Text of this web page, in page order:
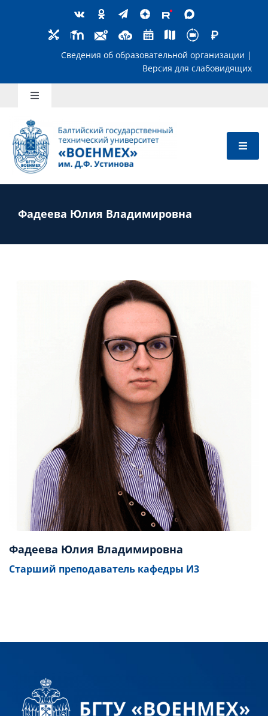
Сведения об образовательной
Toggle
Школьникам
Абитуриентам
Преподавателям
Фадеева Юлия Владимировна
Фадеева Юлия Владимировна
Старший преподаватель кафедры И3